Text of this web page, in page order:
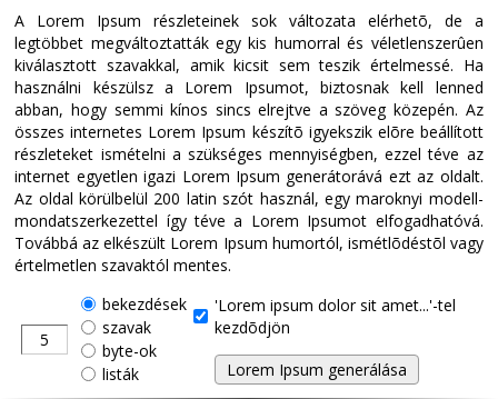
A Lorem Ipsum részleteinek sok változata elérhetõ, de a
legtöbbet megváltoztatták egy kis humorral és véletlenszerûen
kiválasztott szavakkal, amik kicsit sem teszik értelmessé. Ha
használni készülsz a Lorem Ipsumot, biztosnak kell lenned
abban, hogy semmi kínos sincs elrejtve a szöveg közepén. Az
összes internetes Lorem Ipsum készítõ igyekszik elõre beállított
részleteket ismételni a szükséges mennyiségben, ezzel téve az
internet egyetlen igazi Lorem Ipsum generátorává ezt az oldalt.
Az oldal körülbelül 200 latin szót használ, egy maroknyi modell-
mondatszerkezettel így téve a Lorem Ipsumot elfogadhatóvá.
Továbbá az elkészült Lorem Ipsum humortól, ismétlõdéstõl vagy
értelmetlen szavaktól mentes.
bekezdések
szavak
byte-ok
listák
'Lorem ipsum dolor sit amet...'-tel
kezdõdjön